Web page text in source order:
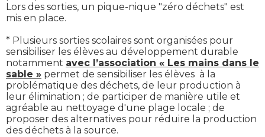
Lors des sorties, un pique-nique "zéro déchets" est
mis en place.
* Plusieurs sorties scolaires sont organisées pour
sensibiliser les élèves au développement durable
notamment avec l’association « Les mains dans le
sable » permet de sensibiliser les élèves à la
problématique des déchets, de leur production à
leur élimination ; de participer de manière utile et
agréable au nettoyage d'une plage locale ; de
proposer des alternatives pour réduire la production
des déchets à la source.